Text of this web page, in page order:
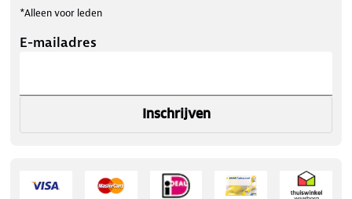
*Alleen voor leden
E-mailadres
Inschrijven